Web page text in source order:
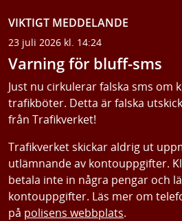
VIKTIGT MEDDELANDE
23 juli 2026 kl. 14:24
Varning för bluff-sms
Just nu cirkulerar falska sms om
trafikböter. Detta är falska
från Trafikverket!
Trafikverket skickar aldrig ut
utlämnande av kontouppgifter.
betala inte in några pengar och
kontouppgifter. Läs mer om
på polisens webbplats.